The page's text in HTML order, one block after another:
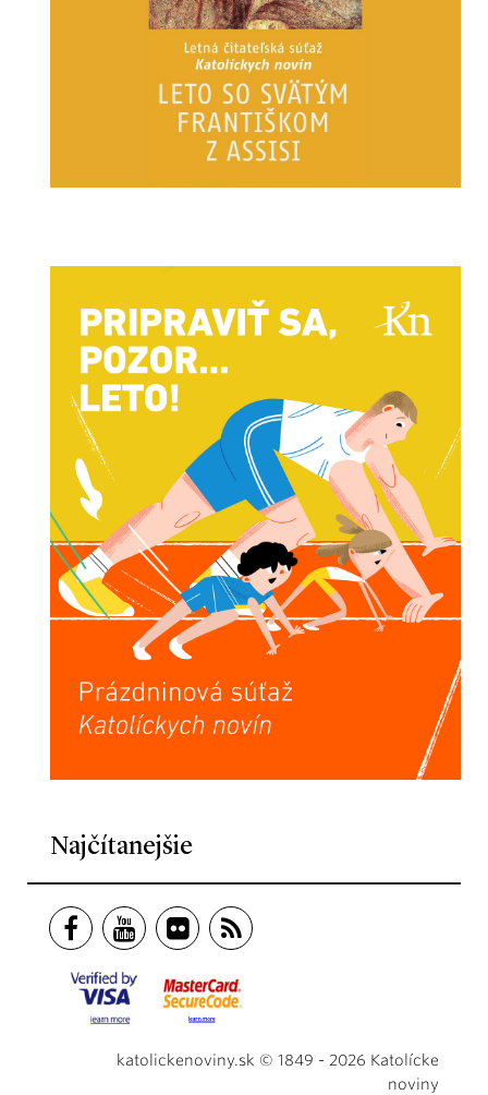
Najčítanejšie
katolickenoviny.sk © 1849 - 2026 Katolícke
noviny